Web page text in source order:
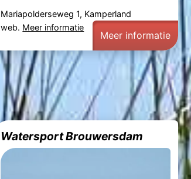
Mariapolderseweg 1, Kamperland
web. Meer informatie
Meer informatie
Watersport Brouwersdam